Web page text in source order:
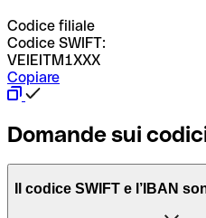
Codice filiale
Codice SWIFT:
VEIEITM1XXX
Copiare
Domande sui
Il codice SWIFT e l’IBAN